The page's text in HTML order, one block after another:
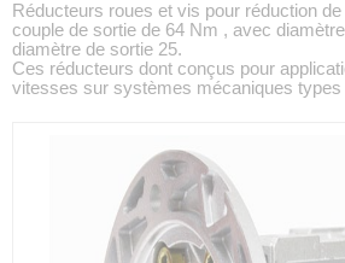
Réducteurs roues et vis pour réduction
couple de sortie de 64 Nm , avec
diamètre de sortie 25.
Ces réducteurs dont conçus pour
vitesses sur systèmes mécaniques